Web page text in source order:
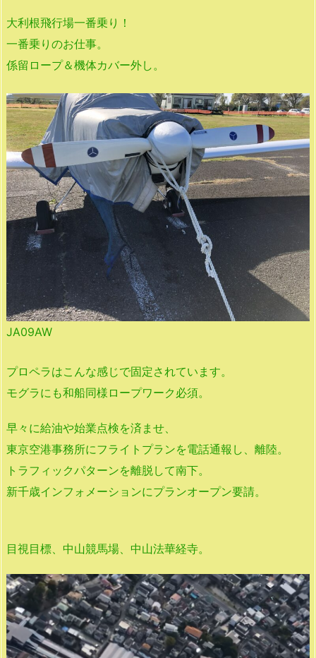
大利根飛行場一番乗り！
一番乗りのお仕事。
係留ロープ＆機体カバー外し。
JA09AW
プロペラはこんな感じで固定されています。
モグラにも和船同様ロープワーク必須。
早々に給油や始業点検を済ませ、
東京空港事務所にフライトプランを電話通報し、離陸。
トラフィックパターンを離脱して南下。
新千歳インフォメーションにプランオープン要請。
目視目標、中山競馬場、中山法華経寺。